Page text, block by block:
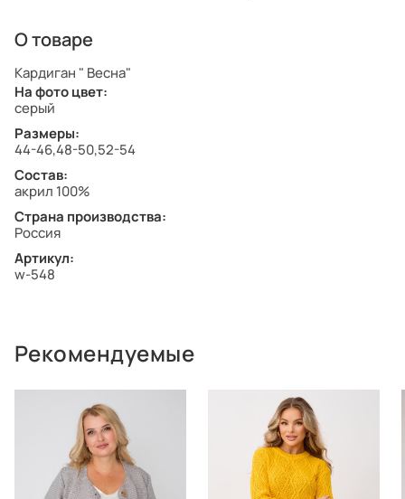
О товаре
Кардиган " Весна"
На фото цвет:
серый
Размеры:
44-46,48-50,52-54
Состав:
акрил 100%
Страна производства:
Россия
Артикул:
w-548
Рекомендуемые